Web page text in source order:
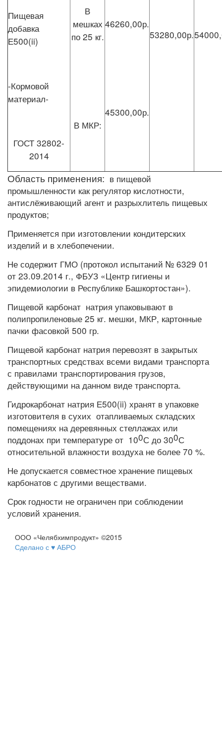
Пищевая
добавка
Е500(ii)
-Кормовой
материал-
ГОСТ 32802-
2014
В
мешках
по 25 кг.
В МКР:
46260,00р.
45300,00р.
53280,00р.
Область применения: в пищевой
промышленности как регулятор кислотности,
антислёживающий агент и разрыхлитель пищевых
продуктов;
Применяется при изготовлении кондитерских
изделий и в хлебопечении.
Не содержит ГМО (протокол испытаний № 6329 01
от 23.09.2014 г., ФБУЗ «Центр гигиены и
эпидемиологии в Республике Башкортостан»).
Пищевой карбонат натрия упаковывают в
полипропиленовые 25 кг. мешки, МКР, картонные
пачки фасовкой 500 гр.
Пищевой карбонат натрия перевозят в закрытых
транспортных средствах всеми видами транспорта
с правилами транспортирования грузов,
действующими на данном виде транспорта.
Гидрокарбонат натрия Е500(ii) хранят в упаковке
изготовителя в сухих отапливаемых складских
помещениях на деревянных стеллажах или
поддонах при температуре от 100С до 300С
относительной влажности воздуха не более 70 %.
Не допускается совместное хранение пищевых
карбонатов с другими веществами.
Срок годности не ограничен при соблюдении
условий хранения.
ООО «Челябхимпродукт» ©2015
Сделано с ♥ АБРО